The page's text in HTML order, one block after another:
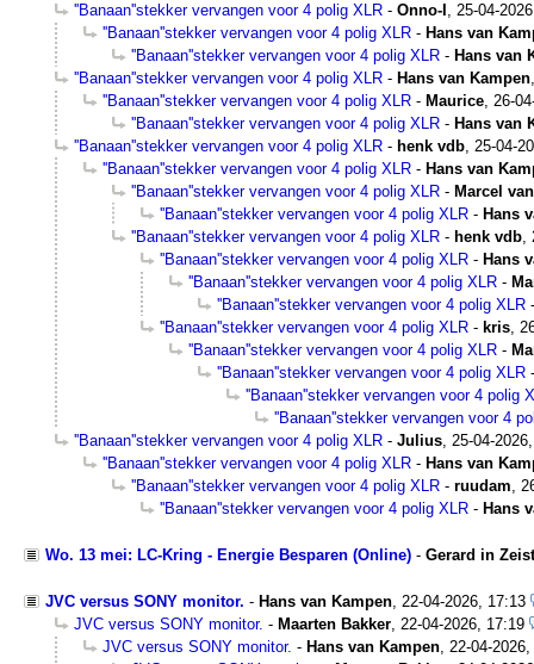
''Banaan''stekker vervangen voor 4 polig XLR - Onno-I , 25-04-
''Banaan''stekker vervangen voor 4 polig XLR - Hans van
''Banaan''stekker vervangen voor 4 polig XLR - Hans van
''Banaan''stekker vervangen voor 4 polig XLR - Hans van Kampen
''Banaan''stekker vervangen voor 4 polig XLR - Maurice, 26-
''Banaan''stekker vervangen voor 4 polig XLR - Hans van
''Banaan''stekker vervangen voor 4 polig XLR - henk vdb, 25-04-
''Banaan''stekker vervangen voor 4 polig XLR - Hans van
''Banaan''stekker vervangen voor 4 polig XLR - Marcel
''Banaan''stekker vervangen voor 4 polig XLR - Hans
''Banaan''stekker vervangen voor 4 polig XLR - henk vdb,
''Banaan''stekker vervangen voor 4 polig XLR - Hans
''Banaan''stekker vervangen voor 4 polig XLR -
''Banaan''stekker vervangen voor 4 polig XLR
''Banaan''stekker vervangen voor 4 polig XLR - kris,
''Banaan''stekker vervangen voor 4 polig XLR -
''Banaan''stekker vervangen voor 4 polig XLR
''Banaan''stekker vervangen voor 4 polig
''Banaan''stekker vervangen voor 4
''Banaan''stekker vervangen voor 4 polig XLR - Julius, 25-04-
''Banaan''stekker vervangen voor 4 polig XLR - Hans van
''Banaan''stekker vervangen voor 4 polig XLR - ruudam,
''Banaan''stekker vervangen voor 4 polig XLR - Hans
Wo. 13 mei: LC-Kring - Energie Besparen (Online) - Gerard in Zeist
JVC versus SONY monitor. - Hans van Kampen 22-04-2026, 17:13
JVC versus SONY monitor. - Maarten Bakker 22-04-2026, 17:19
JVC versus SONY monitor. - Hans van Kampen 22-04-